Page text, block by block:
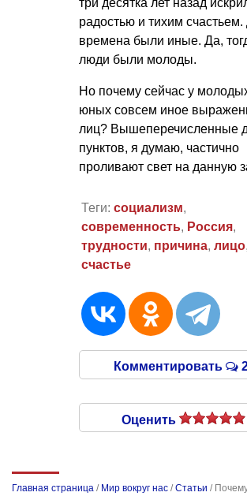
радостью и тихим счастьем.
времена были иные. Да,
люди были молоды.
Но почему сейчас у
юных совсем иное
лиц? Вышеперечисленные
пунктов, я думаю, частично
проливают свет на данную
Теги: социализм,
современность, Россия,
трудности, причина, лицо,
счастье
Комментировать
Оценить
Главная страница / Мир вокруг нас /Статьи /